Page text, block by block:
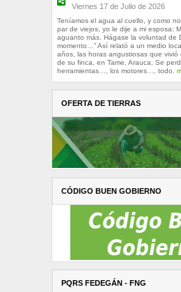
Viernes 17 de Julio de 2026
Teníamos el agua al cuello, y como
par de viejos, yo le dije a mi esposa:
aguanto más. Hágase la voluntad de
momento…” Así relató a un medio
años, las horas angustiosas que vivió
de su finca, en Tame, Arauca. Se
herramientas…, los motores…, todo.
OFERTA DE TIERRAS
CÓDIGO BUEN GOBIERNO
PQRS FEDEGÁN - FNG